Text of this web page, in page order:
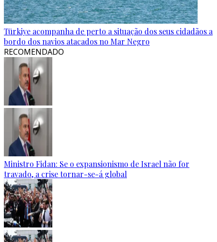
Türkiye acompanha de perto a situação dos seus cidadãos a
bordo dos navios atacados no Mar Negro
RECOMENDADO
Ministro Fidan: Se o expansionismo de Israel não for
travado, a crise tornar-se-á global